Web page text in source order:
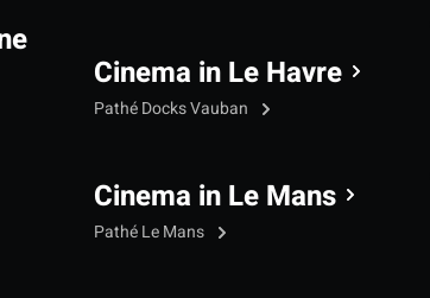
Cinema in Le Havre
Pathé Docks Vauban
Cinema in Le Mans
Pathé Le Mans